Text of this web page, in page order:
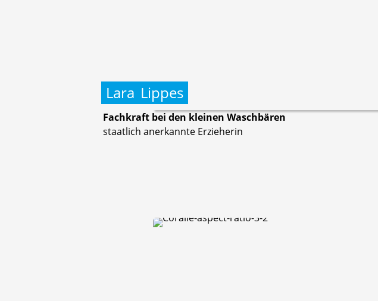
Lara Lippes
Fachkraft bei den kleinen Waschbären
staatlich anerkannte Erzieherin